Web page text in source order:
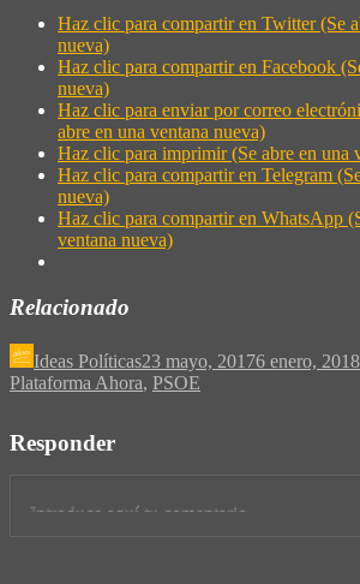
Haz clic para compartir en Twitter (Se
nueva)
Haz clic para compartir en Facebook
nueva)
Haz clic para enviar por correo
abre en una ventana nueva)
Haz clic para imprimir (Se abre en una
Haz clic para compartir en Telegram
nueva)
Haz clic para compartir en WhatsApp
ventana nueva)
Relacionado
Ideas Políticas23 mayo, 20176 enero, 2018
Plataforma Ahora, PSOE
Responder